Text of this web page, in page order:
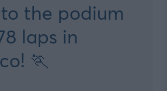
the podium
laps in
🏃